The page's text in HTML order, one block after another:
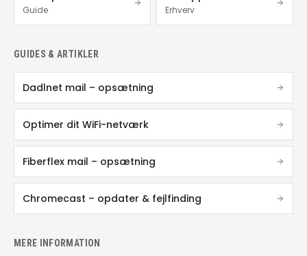
Guide Erhverv
GUIDES & ARTIKLER
Dadlnet mail – opsætning
Optimer dit WiFi-netværk
Fiberflex mail – opsætning
Chromecast – opdater & fejlfinding
MERE INFORMATION